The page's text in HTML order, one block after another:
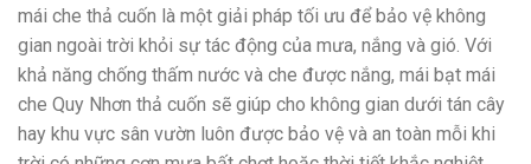
mái che thả cuốn là một giải pháp tối ưu để bảo vệ không
gian ngoài trời khỏi sự tác động của mưa, nắng và gió. Với
khả năng chống thấm nước và che được nắng, mái bạt mái
che Quy Nhơn thả cuốn sẽ giúp cho không gian dưới tán cây
hay khu vực sân vườn luôn được bảo vệ và an toàn mỗi khi